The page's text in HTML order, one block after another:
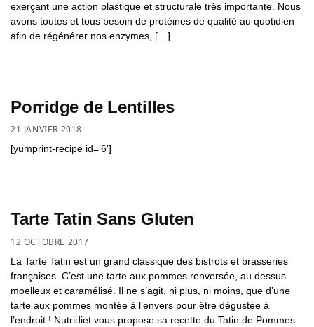
exerçant une action plastique et structurale très importante. Nous
avons toutes et tous besoin de protéines de qualité au quotidien
afin de régénérer nos enzymes, […]
Porridge de Lentilles
21 JANVIER 2018
[yumprint-recipe id=’6′]
Tarte Tatin Sans Gluten
12 OCTOBRE 2017
La Tarte Tatin est un grand classique des bistrots et brasseries
françaises. C’est une tarte aux pommes renversée, au dessus
moelleux et caramélisé. Il ne s’agit, ni plus, ni moins, que d’une
tarte aux pommes montée à l’envers pour être dégustée à
l’endroit ! Nutridiet vous propose sa recette du Tatin de Pommes